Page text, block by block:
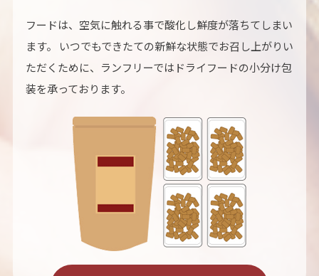
フードは、空気に触れる事で酸化し鮮度が落ちてしまい
ます。 いつでもできたての新鮮な状態でお召し上がりい
ただくために、ランフリーではドライフードの小分け包
装を承っております。